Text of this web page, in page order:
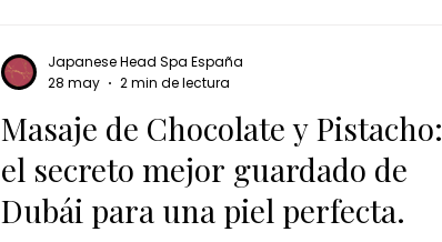
Masaje de Chocolate y Pistacho:
el secreto mejor guardado de
Dubái para una piel perfecta.
Japanese Head Spa España
28 may
2 min de lectura